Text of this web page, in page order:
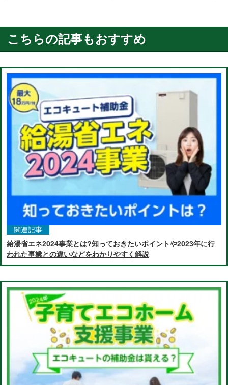
こちらの記事もおすすめ
関連記事
給湯省エネ2024事業とは?知っておきたいポイントや2023年に行
われた事業との違いなどをわかりやすく解説